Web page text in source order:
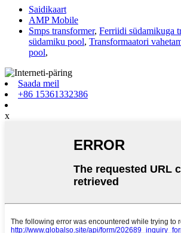
Saidikaart
AMP Mobile
Smps transformer, Ferriidi südamikuga
südamiku pool, Transformaatori
pool,
Saada meil
+86 15361332386
x